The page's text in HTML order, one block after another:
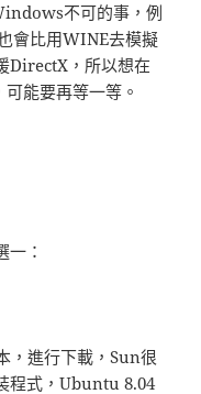
不可的事，例
會比用WINE去模擬
DirectX，所以想在
能要再等一等。
一：
，進行下載，Sun很
程式，Ubuntu 8.04